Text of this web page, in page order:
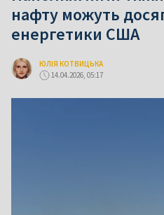
нафту можуть
енергетики США
ЮЛІЯ КОТВИЦЬКА
14.04.2026, 05:17